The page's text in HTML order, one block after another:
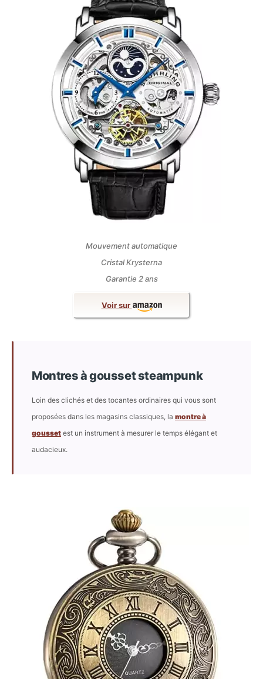
Mouvement automatique
Cristal Krysterna
Garantie 2 ans
Voir sur
Montres à gousset steampunk
Loin des clichés et des tocantes ordinaires qui vous sont
proposées dans les magasins classiques, la montre à
gousset est un instrument à mesurer le temps élégant et
audacieux.